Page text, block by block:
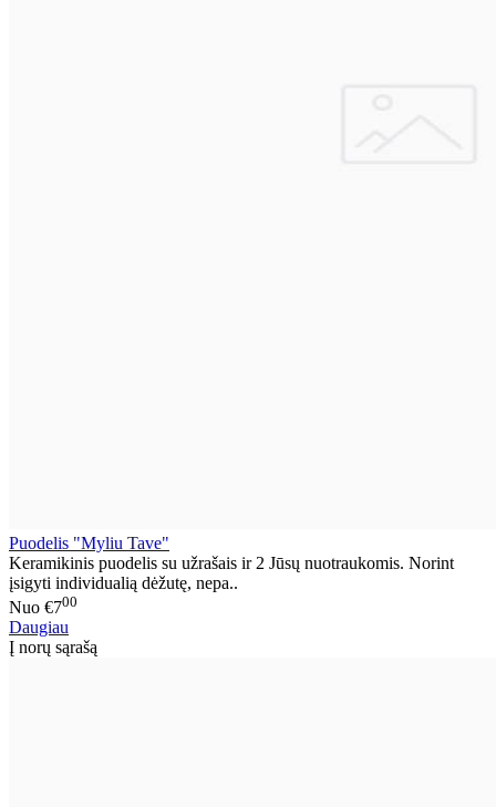
Puodelis "Myliu Tave"
Keramikinis puodelis su užrašais ir 2 Jūsų nuotraukomis. Norint
įsigyti individualią dėžutę, nepa..
Nuo €700
Daugiau
Į norų sąrašą